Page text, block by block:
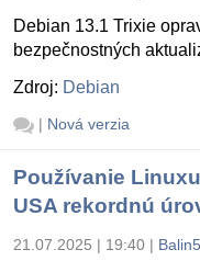
Debian 13.1 Trixie
bezpečnostných
Zdroj: Debian
| Nová verzia
Používanie
USA rekordnú
21.07.2025 | 19:40 |